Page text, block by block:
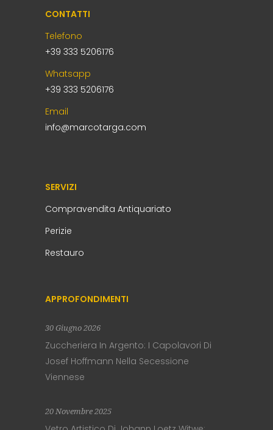
CONTATTI
Telefono
+39 333 5206176
Whatsapp
+39 333 5206176
Email
info@marcotarga.com
SERVIZI
Compravendita Antiquariato
Perizie
Restauro
APPROFONDIMENTI
30 Giugno 2026
Zuccheriera In Argento: I Capolavori Di
Josef Hoffmann Nella Secessione
Viennese
20 Novembre 2025